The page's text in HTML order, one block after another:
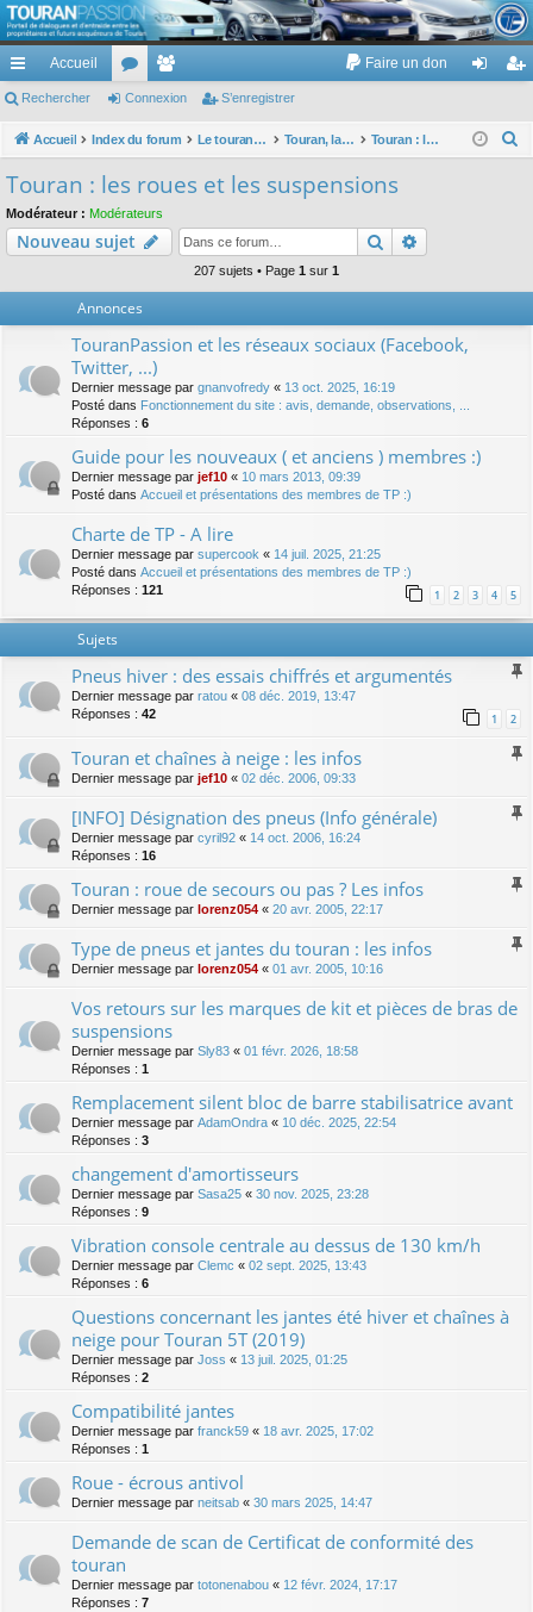
TouranPassion
Le forum des propriétaires ou futurs acquéreurs du Volkswagen Touran
cc
ès
pi
de
Accueil
or
u
e
m
Faire un don
ne nr
Rechercher Connexion S’enregistrer
Accueil Index du forum Le touran dans ses versions I (V1 V2 V3) et II ... Touran, la mécanique : moteurs, boites, transmissions, freins, direction, roues Touran : les roues et les suspensions
c
Touran : les roues et les suspensions
Modérateur : Modérateurs
Nouveau sujet Rechercher
207 sujets • Page 1 sur 1
Annonces
TouranPassion et les réseaux sociaux (Facebook,
Twitter, ...)
Dernier message par gnanvofredy « 13 oct. 2025, 16:19
Posté dans Fonctionnement du site : avis, demande, observations, ...
Réponses : 6
Guide pour les nouveaux ( et anciens ) membres :)
Dernier message par jef10 « 10 mars 2013, 09:39
Posté dans Accueil et présentations des membres de TP :)
Charte de TP - A lire
Dernier message par supercook « 14 juil. 2025, 21:25
Posté dans Accueil et présentations des membres de TP :)
Réponses : 121 1 2 3 4 5
Sujets
Pneus hiver : des essais chiffrés et argumentés
Dernier message par ratou « 08 déc. 2019, 13:47
Réponses : 42 1 2
Touran et chaînes à neige : les infos
Dernier message par jef10 « 02 déc. 2006, 09:33
[INFO] Désignation des pneus (Info générale)
Dernier message par cyril92 « 14 oct. 2006, 16:24
Réponses : 16
Touran : roue de secours ou pas ? Les infos
Dernier message par lorenz054 « 20 avr. 2005, 22:17
Type de pneus et jantes du touran : les infos
Dernier message par lorenz054 « 01 avr. 2005, 10:16
Vos retours sur les marques de kit et pièces de bras de
suspensions
Dernier message par Sly83 « 01 févr. 2026, 18:58
Réponses : 1
Remplacement silent bloc de barre stabilisatrice avant
Dernier message par AdamOndra « 10 déc. 2025, 22:54
Réponses : 3
changement d'amortisseurs
Dernier message par Sasa25 « 30 nov. 2025, 23:28
Réponses : 9
Vibration console centrale au dessus de 130 km/h
Dernier message par Clemc « 02 sept. 2025, 13:43
Réponses : 6
Questions concernant les jantes été hiver et chaînes à
neige pour Touran 5T (2019)
Dernier message par Joss « 13 juil. 2025, 01:25
Réponses : 2
Compatibilité jantes
Dernier message par franck59 « 18 avr. 2025, 17:02
Réponses : 1
Roue - écrous antivol
Dernier message par neitsab « 30 mars 2025, 14:47
Demande de scan de Certificat de conformité des
touran
Dernier message par totonenabou « 12 févr. 2024, 17:17
Réponses : 7